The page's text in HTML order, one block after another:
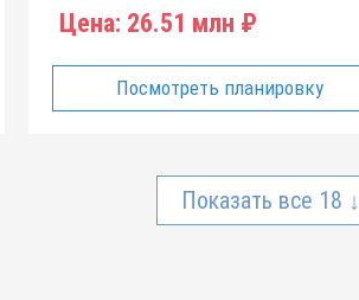
Цена: 26.51 млн ₽
Посмотреть планировку
Показать все 18 ↓